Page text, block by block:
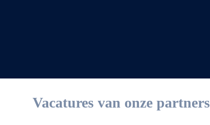
Vacatures van onze partners